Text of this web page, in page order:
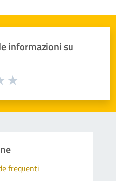
informazioni su
frequenti